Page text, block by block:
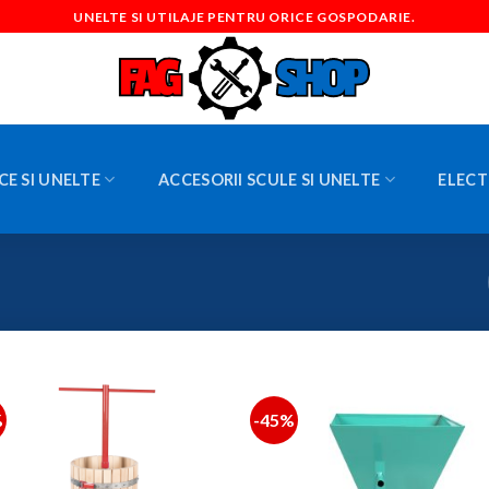
UNELTE SI UTILAJE PENTRU ORICE GOSPODARIE.
SI UNELTE ACCESORII SCULE SI UNELTE
-45%